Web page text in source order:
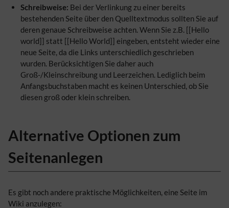
Schreibweise: Bei der Verlinkung zu einer bereits
bestehenden Seite über den Quelltextmodus sollten Sie auf
deren genaue Schreibweise achten. Wenn Sie z.B. [[Hello
world]] statt [[Hello World]] eingeben, entsteht wieder eine
neue Seite, da die Links unterschiedlich geschrieben
wurden. Berücksichtigen Sie daher auch
Groß-/Kleinschreibung und Leerzeichen. Lediglich beim
Anfangsbuchstaben macht es keinen Unterschied, ob Sie
diesen groß oder klein schreiben.
Alternative Optionen zum
Seitenanlegen
Es gibt noch andere praktische Möglichkeiten, eine Seite im
Wiki anzulegen: